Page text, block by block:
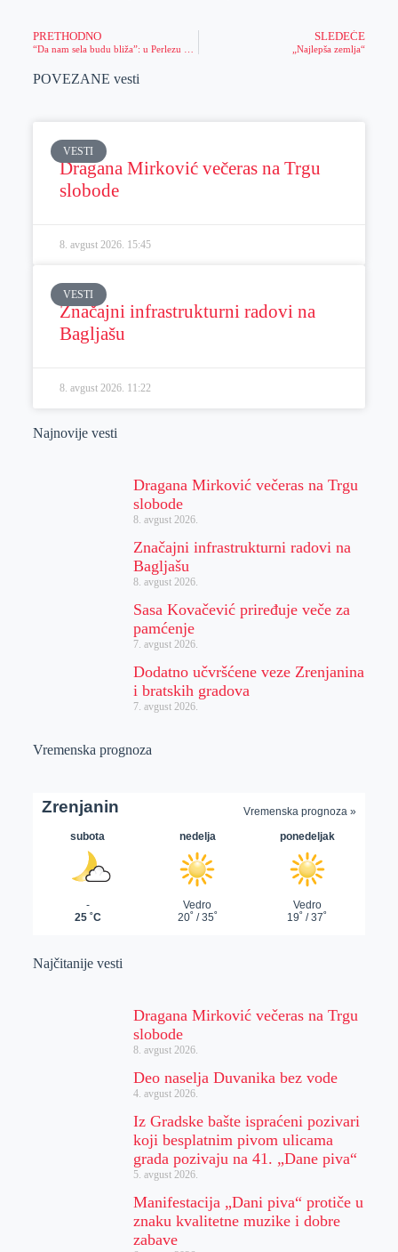
PRETHODNO SLEDEĆE
„Najlepša zemlja“
POVEZANE vesti
VESTI
Dragana Mirković večeras na Trgu
slobode
8. avgust 2026. 15:45
VESTI
Značajni infrastrukturni radovi na
Bagljašu
8. avgust 2026. 11:22
Najnovije vesti
Dragana Mirković večeras na Trgu
slobode
8. avgust 2026.
Značajni infrastrukturni radovi na
Bagljašu
8. avgust 2026.
Sasa Kovačević priređuje veče za
pamćenje
7. avgust 2026.
Dodatno učvršćene veze Zrenjanina
i bratskih gradova
7. avgust 2026.
Vremenska prognoza
Najčitanije vesti
Dragana Mirković večeras na Trgu
slobode
8. avgust 2026.
Deo naselja Duvanika bez vode
4. avgust 2026.
Iz Gradske bašte ispraćeni pozivari
koji besplatnim pivom ulicama
grada pozivaju na 41. „Dane piva“
5. avgust 2026.
Manifestacija „Dani piva“ protiče u
znaku kvalitetne muzike i dobre
zabave